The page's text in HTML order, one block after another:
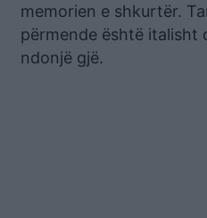
memorien e shkurtër.
përmende është italisht
ndonjë gjë.